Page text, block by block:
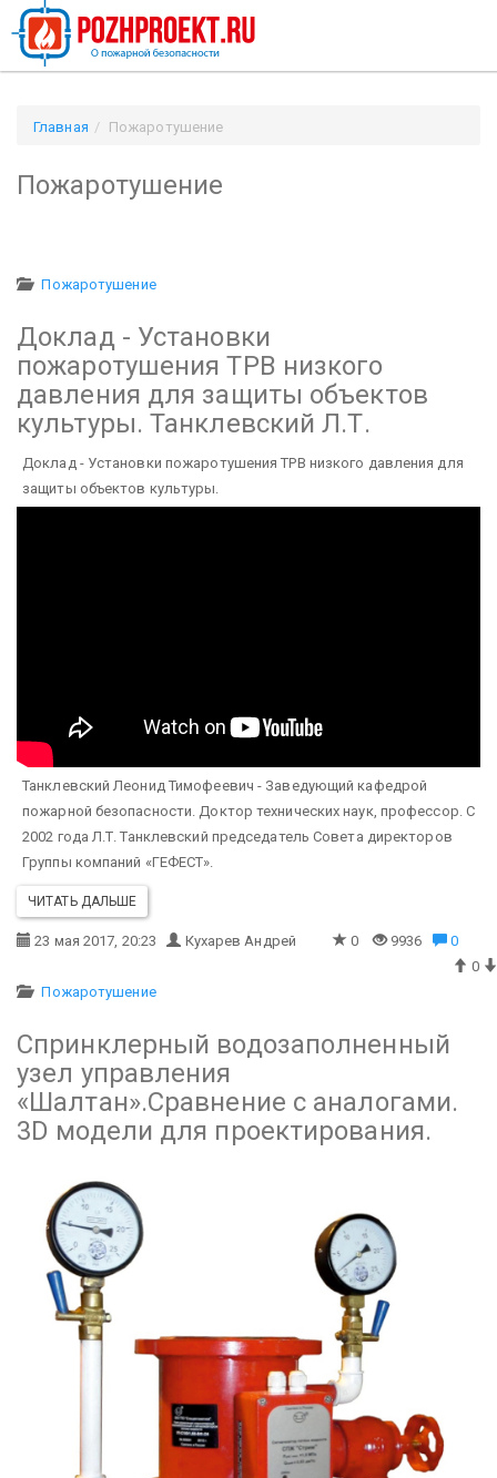
Главная Пожаротушение
Пожаротушение
Пожаротушение
Доклад - Установки
пожаротушения ТРВ низкого
давления для защиты объектов
культуры. Танклевский Л.Т.
Доклад - Установки пожаротушения ТРВ низкого давления для
защиты объектов культуры.
Танклевский Леонид Тимофеевич - Заведующий кафедрой
пожарной безопасности. Доктор технических наук, профессор. С
2002 года Л.Т. Танклевский председатель Совета директоров
Группы компаний «ГЕФЕСТ».
ЧИТАТЬ ДАЛЬШЕ
23 мая 2017, 20:23 Кухарев Андрей 0 9936
0
0
Пожаротушение
Спринклерный водозаполненный
узел управления
«Шалтан».Сравнение с аналогами.
3D модели для проектирования.